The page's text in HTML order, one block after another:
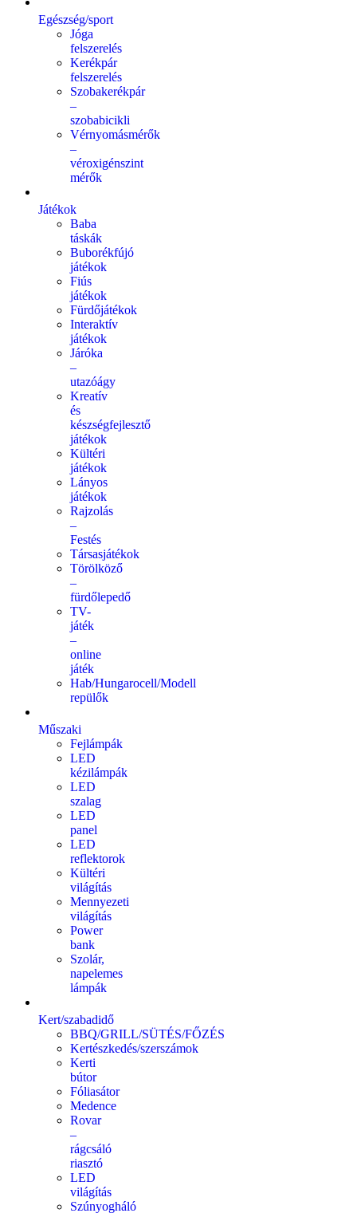
Egészség/sport
Jóga
felszerelés
Kerékpár
felszerelés
Szobakerékpár
–
szobabicikli
Vérnyomásmérők
–
véroxigénszint
mérők
Játékok
Baba
táskák
Buborékfújó
játékok
Fiús
játékok
Fürdőjátékok
Interaktív
játékok
Járóka
–
utazóágy
Kreatív
és
készségfejlesztő
játékok
Kültéri
játékok
Lányos
játékok
Rajzolás
–
Festés
Társasjátékok
Törölköző
–
fürdőlepedő
TV-
játék
–
online
játék
Hab/Hungarocell/Modell
repülők
Műszaki
Fejlámpák
LED
kézilámpák
LED
szalag
LED
panel
LED
reflektorok
Kültéri
világítás
Mennyezeti
világítás
Power
bank
Szolár,
napelemes
lámpák
Kert/szabadidő
BBQ/GRILL/SÜTÉS/FŐZÉS
Kertészkedés/szerszámok
Kerti
bútor
Fóliasátor
Medence
Rovar
–
rágcsáló
riasztó
LED
világítás
Szúnyogháló